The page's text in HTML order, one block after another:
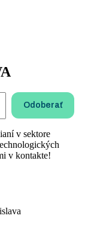
v sektore
v kontakte!